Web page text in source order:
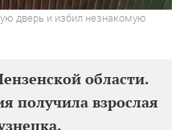
дверь и избил незнакомую
области.
получила взрослая